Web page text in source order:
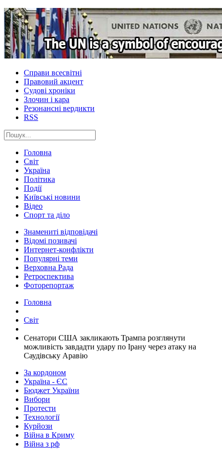
Справи всесвітні
Правовий акцент
Судові хроніки
Злочин і кара
Резонансні вердикти
RSS
Головна
Світ
Україна
Політика
Події
Київські новини
Відео
Спорт та діло
Знамениті відповідачі
Відомі позивачі
Интернет-конфлікти
Популярні теми
Верховна Рада
Ретроспектива
Фоторепортаж
Головна
Світ
​Сенатори США закликають Трампа розглянути
можливість завдадти удару по Ірану через атаку на
Саудівську Аравію
За кордоном
Україна - ЄС
Бюджет України
Вибори
Протести
Технології
Курйози
Війна в Криму
Війна з рф